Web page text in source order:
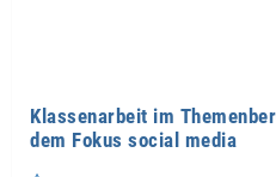
Klassenarbeit im
dem Fokus social media